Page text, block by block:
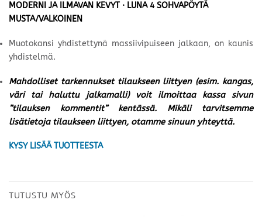
MODERNI JA ILMAVAN KEVYT · LUNA 4 SOHVAPÖYTÄ
MUSTA/VALKOINEN
Muotokansi yhdistettynä massiivipuiseen jalkaan, on kaunis
yhdistelmä.
Mahdolliset tarkennukset tilaukseen liittyen (esim. kangas,
väri tai haluttu jalkamalli) voit ilmoittaa kassa sivun
”tilauksen kommentit” kentässä. Mikäli tarvitsemme
lisätietoja tilaukseen liittyen, otamme sinuun yhteyttä.
KYSY LISÄÄ TUOTTEESTA
TUTUSTU MYÖS